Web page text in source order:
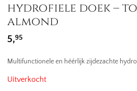
hydrofiele doek –
almond
5,95
Multifunctionele en héérlijk zijdezachte
Uitverkocht